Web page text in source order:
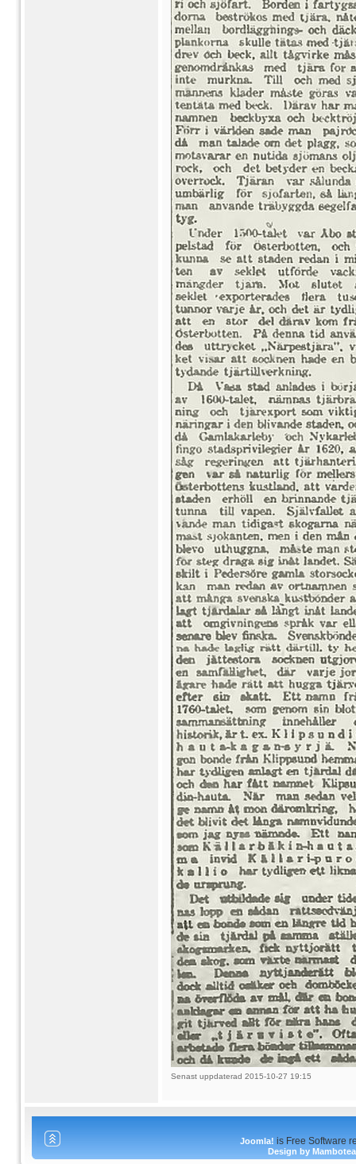
Senast uppdaterad 2015-10-27 19:15
Joomla! is Free Software
Design by